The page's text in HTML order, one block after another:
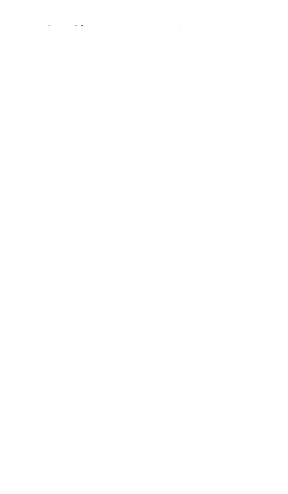
まだ何も決まってないようです。そし